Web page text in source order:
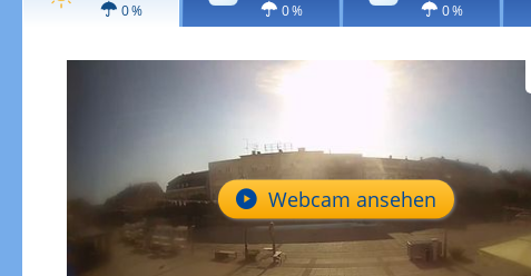
0 % 0 % 0 %
Webcam ansehen